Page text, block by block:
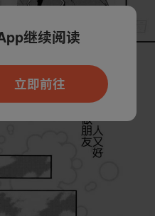
继续阅读
立即前往